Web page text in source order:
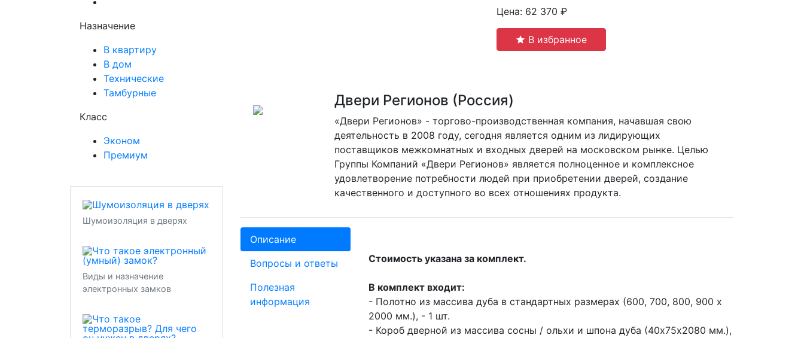
Цена: 62 370 ₽
В избранное
Двери Регионов (Россия)
«Двери Регионов» - торгово-производственная компания, начавшая свою
деятельность в 2008 году, сегодня является одним из лидирующих
поставщиков межкомнатных и входных дверей на московском рынке. Целью
Группы Компаний «Двери Регионов» является полноценное и комплексное
удовлетворение потребности людей при приобретении дверей, создание
качественного и доступного во всех отношениях продукта.
Описание
Вопросы и ответы
Полезная
информация
Стоимость указана за комплект.
В комплект входит:
- Полотно из массива дуба в стандартных размерах (600, 700, 800, 900 х
2000 мм.), - 1 шт.
- Короб дверной из массива сосны / ольхи и шпона дуба (40х75х2080 мм.),
Назначение
В квартиру
В дом
Технические
Тамбурные
Класс
Эконом
Премиум
Шумоизоляция в дверях
Виды и назначение
электронных замков